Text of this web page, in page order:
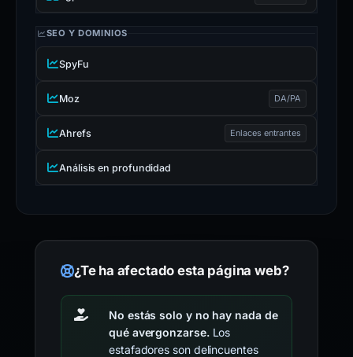
SEO Y DOMINIOS
SpyFu
Moz DA/PA
Ahrefs Enlaces entrantes
Análisis en profundidad
¿Te ha afectado esta página web?
No estás solo y no hay nada de
qué avergonzarse.Los
estafadores son delincuentes